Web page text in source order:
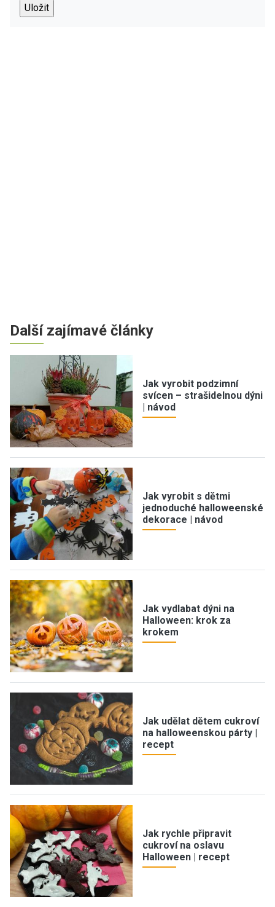
Další zajímavé články
Jak vyrobit podzimní
svícen – strašidelnou dýni
| návod
Jak vyrobit s dětmi
jednoduché halloweenské
dekorace | návod
Jak vydlabat dýni na
Halloween: krok za
krokem
Jak udělat dětem cukroví
na halloweenskou párty |
recept
Jak rychle připravit
cukroví na oslavu
Halloween | recept